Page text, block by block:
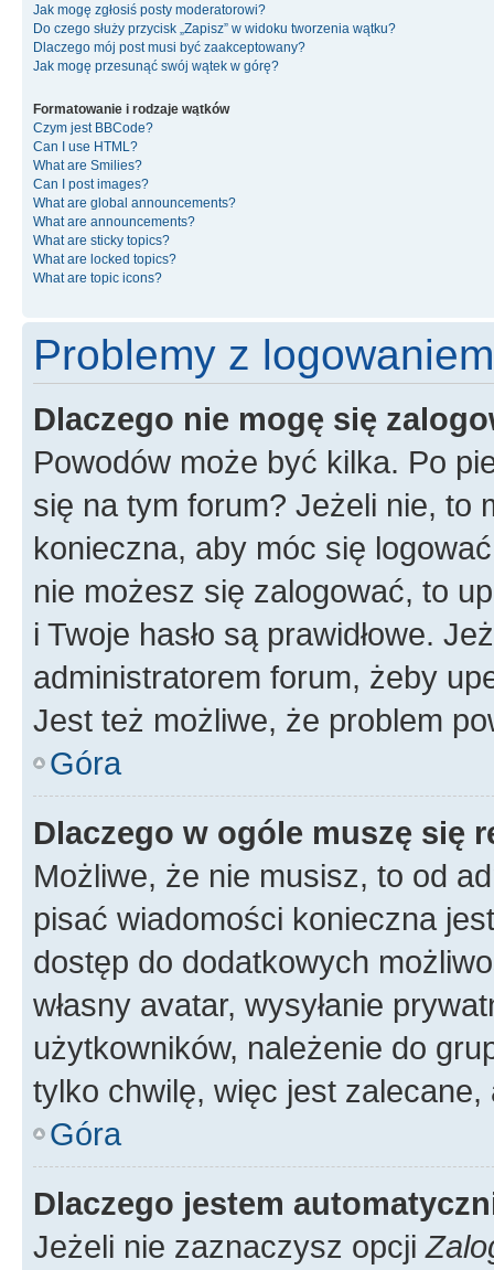
Jak mogę zgłosiś posty moderatorowi?
Do czego służy przycisk „Zapisz” w widoku tworzenia wątku?
Dlaczego mój post musi być zaakceptowany?
Jak mogę przesunąć swój wątek w górę?
Formatowanie i rodzaje wątków
Czym jest BBCode?
Can I use HTML?
What are Smilies?
Can I post images?
What are global announcements?
What are announcements?
What are sticky topics?
What are locked topics?
What are topic icons?
Problemy z
Dlaczego nie mogę się
Powodów może być kilka. Po
się na tym forum? Jeżeli nie, to
konieczna, aby móc się
nie możesz się zalogować, to
i Twoje hasło są prawidłowe.
administratorem forum, żeby
Jest też możliwe, że problem
Góra
Dlaczego w ogóle muszę się
Możliwe, że nie musisz, to od
pisać wiadomości konieczna
dostęp do dodatkowych
własny avatar, wysyłanie
użytkowników, należenie do
tylko chwilę, więc jest zalecane,
Góra
Dlaczego jestem
Jeżeli nie zaznaczysz opcji